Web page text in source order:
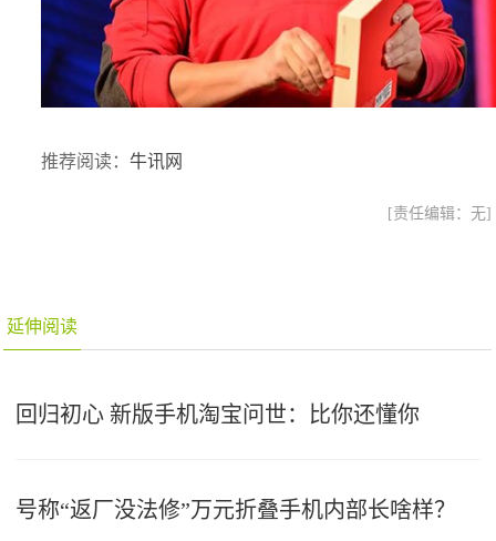
推荐阅读：牛讯网
[责任编辑：无]
延伸阅读
回归初心 新版手机淘宝问世：比你还懂你
号称“返厂没法修”万元折叠手机内部长啥样？